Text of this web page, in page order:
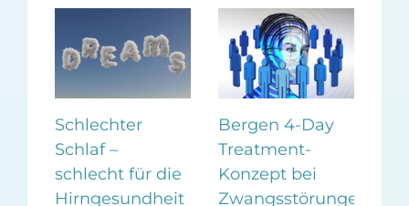
Schlechter
Schlaf –
schlecht für die
Hirngesundheit
Bergen 4-Day
Treatment-
Konzept bei
Zwangsstörungen